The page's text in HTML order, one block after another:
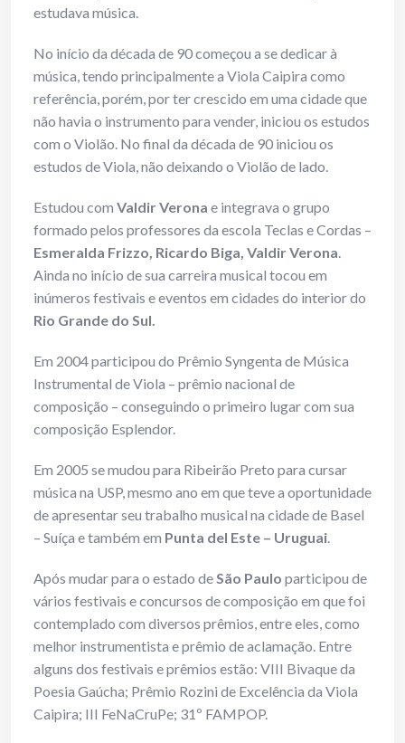
estudava música.
No início da década de 90 começou a se dedicar à
música, tendo principalmente a Viola Caipira como
referência, porém, por ter crescido em uma cidade que
não havia o instrumento para vender, iniciou os estudos
com o Violão. No final da década de 90 iniciou os
estudos de Viola, não deixando o Violão de lado.
Estudou com Valdir Verona e integrava o grupo
formado pelos professores da escola Teclas e Cordas –
Esmeralda Frizzo, Ricardo Biga, Valdir Verona.
Ainda no início de sua carreira musical tocou em
inúmeros festivais e eventos em cidades do interior do
Rio Grande do Sul.
Em 2004 participou do Prêmio Syngenta de Música
Instrumental de Viola – prêmio nacional de
composição – conseguindo o primeiro lugar com sua
composição Esplendor.
Em 2005 se mudou para Ribeirão Preto para cursar
música na USP, mesmo ano em que teve a oportunidade
de apresentar seu trabalho musical na cidade de Basel
– Suíça e também em Punta del Este – Uruguai.
Após mudar para o estado deSão Paulo participou de
vários festivais e concursos de composição em que foi
contemplado com diversos prêmios, entre eles, como
melhor instrumentista e prêmio de aclamação. Entre
alguns dos festivais e prêmios estão: VIII Bivaque da
Poesia Gaúcha; Prêmio Rozini de Excelência da Viola
Caipira; III FeNaCruPe; 31º FAMPOP.